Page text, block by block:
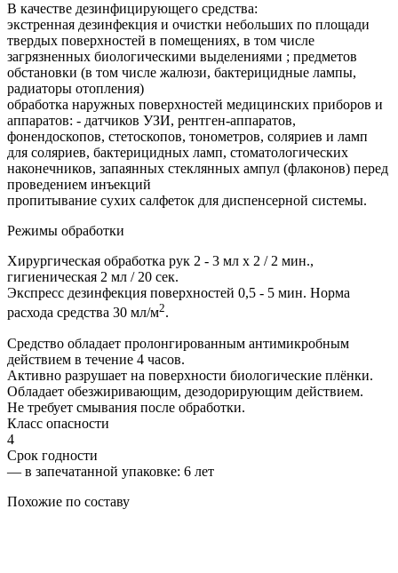
В качестве дезинфицирующего средства:
экстренная дезинфекция и очистки небольших по площади
твердых поверхностей в помещениях, в том числе
загрязненных биологическими выделениями ; предметов
обстановки (в том числе жалюзи, бактерицидные лампы,
радиаторы отопления)
обработка наружных поверхностей медицинских приборов и
аппаратов: - датчиков УЗИ, рентген-аппаратов,
фонендоскопов, стетоскопов, тонометров, соляриев и ламп
для соляриев, бактерицидных ламп, стоматологических
наконечников, запаянных стеклянных ампул (флаконов) перед
проведением инъекций
пропитывание сухих салфеток для диспенсерной системы.
Режимы обработки
Хирургическая обработка рук 2 - 3 мл х 2 / 2 мин.,
гигиеническая 2 мл / 20 сек.
Экспресс дезинфекция поверхностей 0,5 - 5 мин. Норма
расхода средства 30 мл/м2.
Средство обладает пролонгированным антимикробным
действием в течение 4 часов.
Активно разрушает на поверхности биологические плёнки.
Обладает обезжиривающим, дезодорирующим действием.
Не требует смывания после обработки.
Класс опасности
4
Срок годности
— в запечатанной упаковке: 6 лет
Похожие по составу